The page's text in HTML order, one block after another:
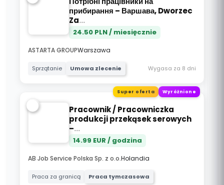
прибирання – Варшава, Dworzec
Za...
24.50 PLN / miesięcznie
ASTARTA GROUPWarszawa
Sprzątanie Umowa zlecenie Wygasa za 8 dni
Pracownik / Pracowniczka
produkcji przekąsek serowych
–...
14.99 EUR / godzina
Super oferta Wyróżnione
AB Job Service Polska Sp. z o.o.Holandia
Praca za granicą
Praca tymczasowa